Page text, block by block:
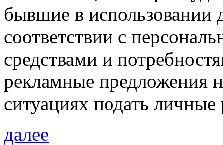
бывшие в использовании
соответствии с
средствами и
рекламные предложения
ситуациях подать личные
далее